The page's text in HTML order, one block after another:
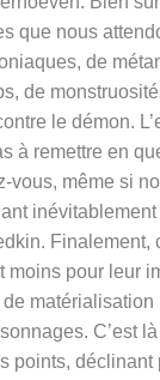
que nous
de
de
le démon.
à remettre en
vous, même si
Finalement,
moins pour leur
C’est
points, déclinant